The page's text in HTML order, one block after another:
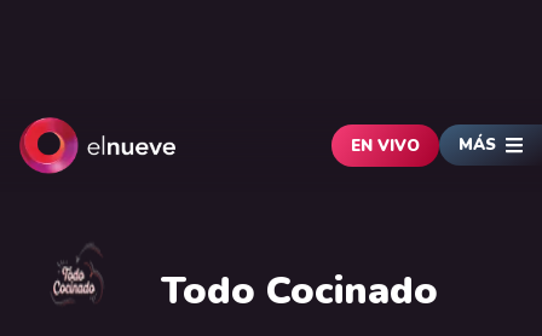
EN VIVO MÁS
Todo Cocinado